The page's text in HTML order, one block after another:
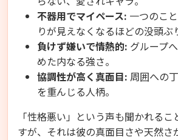
不器用でマイペース: 一つのこ
りが見えなくなるほどの没頭ぶ
負けず嫌いで情熱的: グループ
めた内なる強さ。
協調性が高く真面目: 周囲への
を重んじる人柄。
「性格悪い」という声も聞かれる
すが、それは彼の真面目さや天然さ